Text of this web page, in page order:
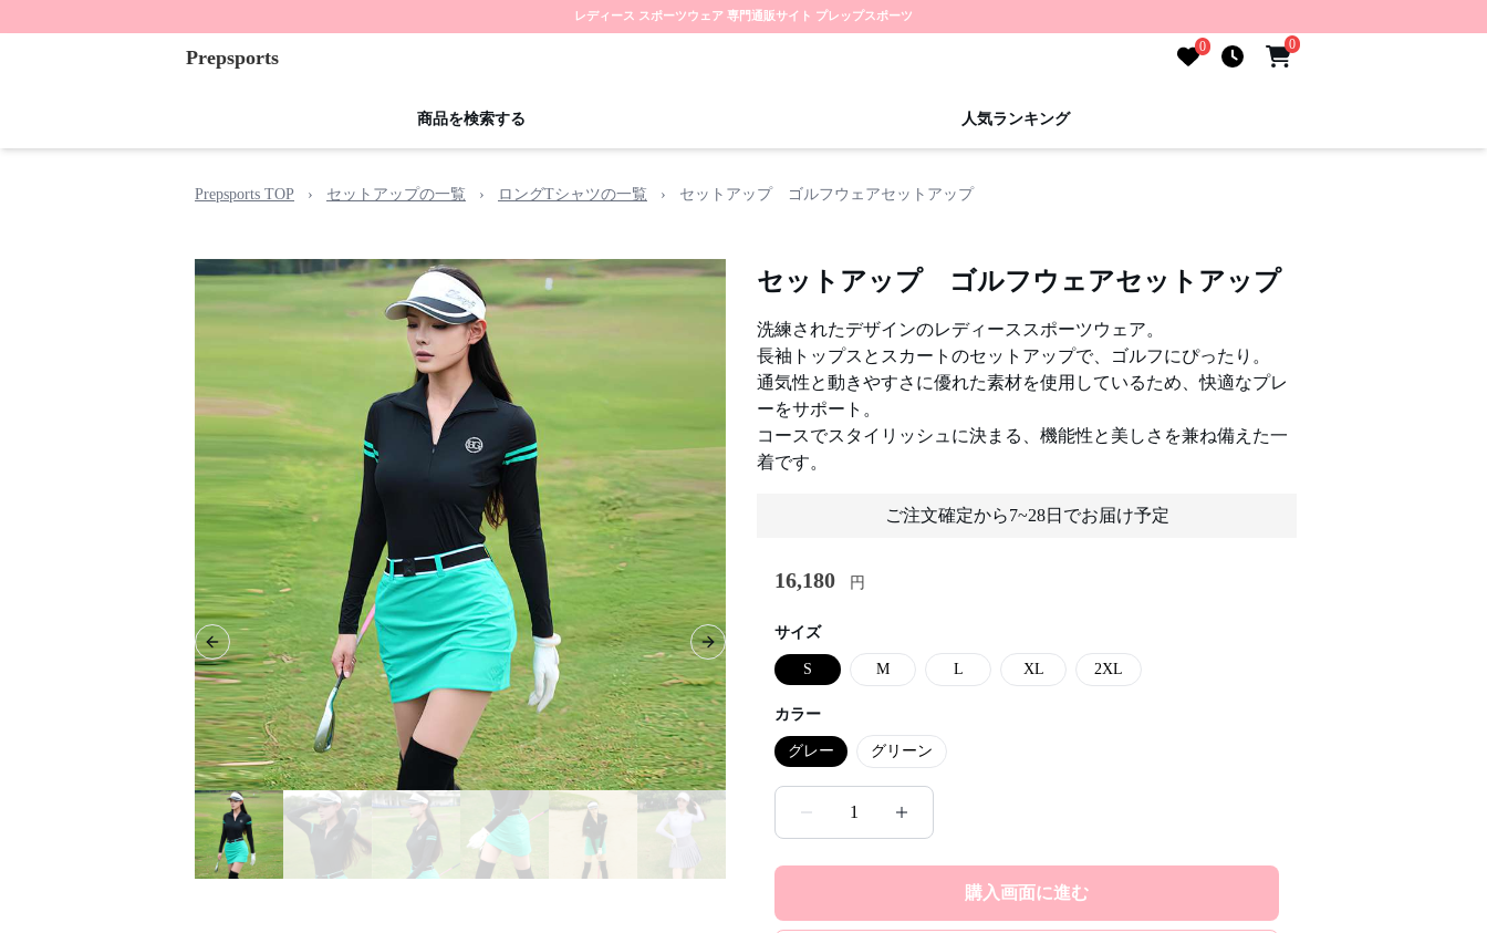
レディース スポーツウェア 専門通販サイト プレップスポーツ
Prepsports 0 0
商品を検索する 人気ランキング
Prepsports TOP › セットアップの一覧 › ロングTシャツの一覧 › セットアップ ゴルフウェアセットアップ
Previous slide Next slide
セットアップ ゴルフウェアセットアップ
洗練されたデザインのレディーススポーツウェア。
長袖トップスとスカートのセットアップで、ゴルフにぴったり。
通気性と動きやすさに優れた素材を使用しているため、快適なプレ
ーをサポート。
コースでスタイリッシュに決まる、機能性と美しさを兼ね備えた一
着です。
ご注文確定から7~28日でお届け予定
16,180 円
サイズ
S M L XL 2XL
カラー
グレー グリーン
1
購入画面に進む